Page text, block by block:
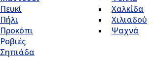
Πευκί
Πήλι
Προκόπι
Ροβιές
Σηπιάδα
Χαλκίδα
Χιλιαδού
Ψαχνά